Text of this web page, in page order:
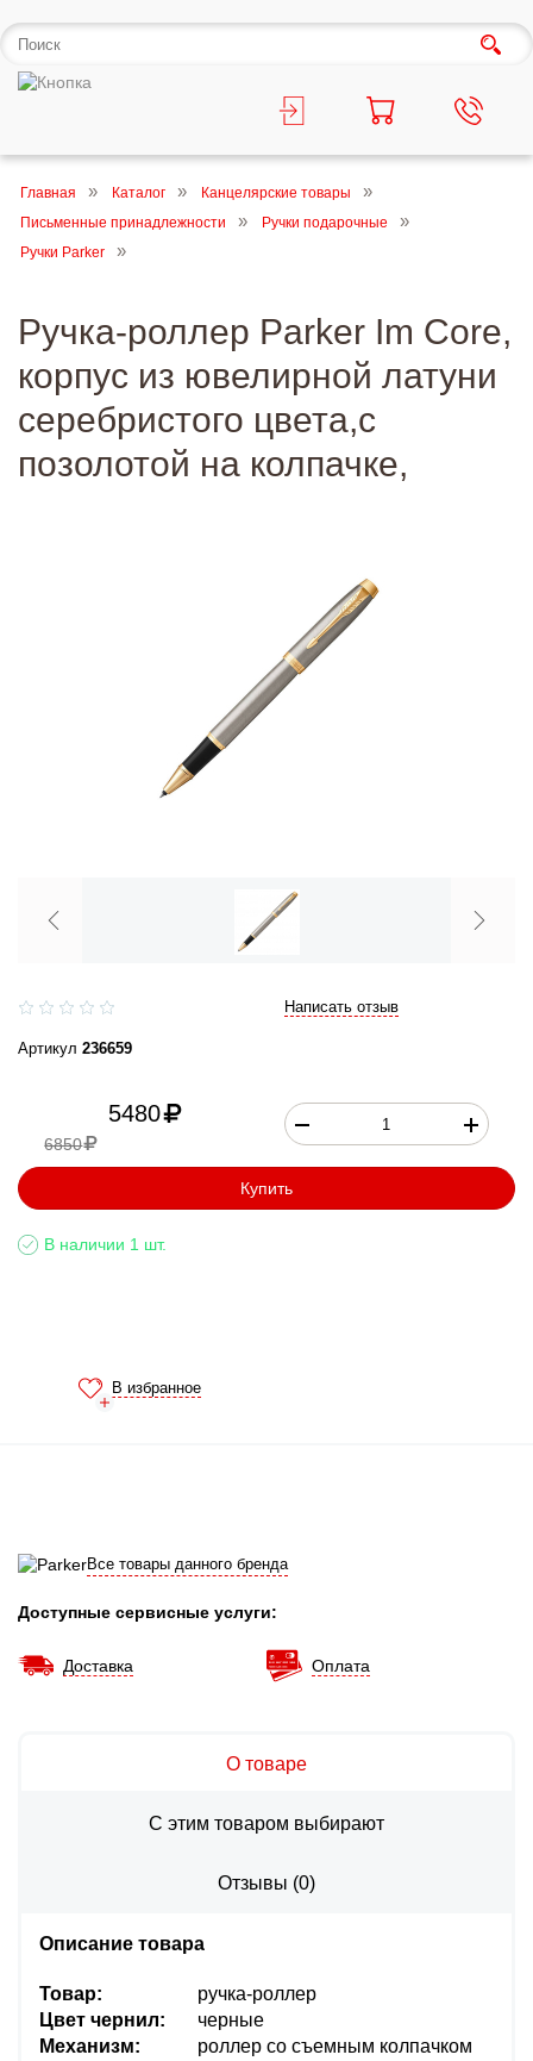
Главная Каталог
Канцелярские товары
Письменные принадлежности
Ручки подарочные
Ручки Parker
Ручка-роллер Parker Im Core,
корпус из ювелирной латуни
серебристого цвета,c
позолотой на колпачке,
Написать отзыв
Артикул 236659
5480
6850
Купить
В наличии 1 шт.
В избранное
Все товары данного бренда
Доступные сервисные услуги:
Доставка Оплата
О товаре
С этим товаром выбирают
Отзывы (0)
Описание товара
Товар:
ручка-роллер
Цвет чернил:
черные
Механизм:
роллер со съемным колпачком